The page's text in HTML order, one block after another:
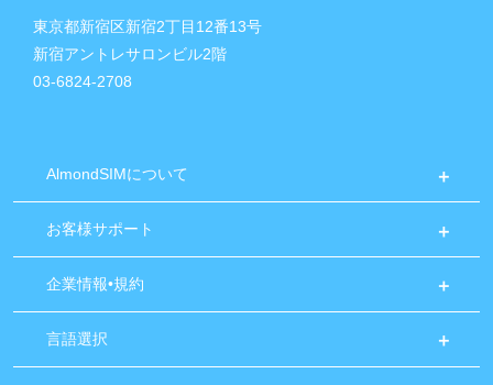
東京都新宿区新宿2丁目12番13号
新宿アントレサロンビル2階
03-6824-2708
AlmondSIMについて
お客様サポート
企業情報•規約
言語選択